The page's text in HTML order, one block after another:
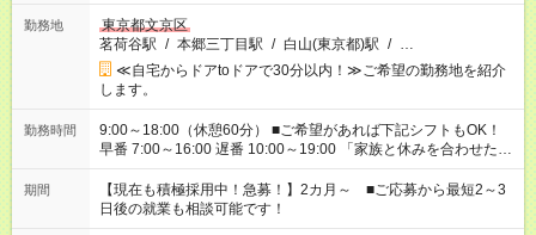
勤務地
東京都文京区
茗荷谷駅 / 本郷三丁目駅 / 白山(東京都)駅 / …
≪自宅からドアtoドアで30分以内！≫ご希望の勤務地を紹介
します。
勤務時間
9:00～18:00（休憩60分） ■ご希望があれば下記シフトもOK！
早番 7:00～16:00 遅番 10:00～19:00 「家族と休みを合わせた
い」 「余裕を持って夕飯の準備がしたい」 「できれば残業はし
たくない」 など、ご希望を教えてくださいね。 ※Wワーク希望
の方へ 今ご覧のお仕事で希望する勤務時間と、もう1つのお仕事
の勤務時間。 合計で週40時間を超える場合は応募できません。
期間
【現在も積極採用中！急募！】2カ月～ ■ご応募から最短2～3
日後の就業も相談可能です！